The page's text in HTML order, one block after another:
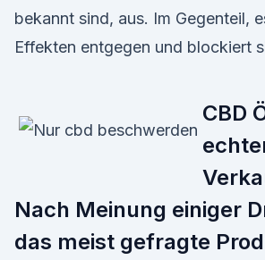
bekannt sind, aus. Im Gegenteil,
Effekten entgegen und blockiert
CBD
Nach Meinung einiger
das meist gefragte